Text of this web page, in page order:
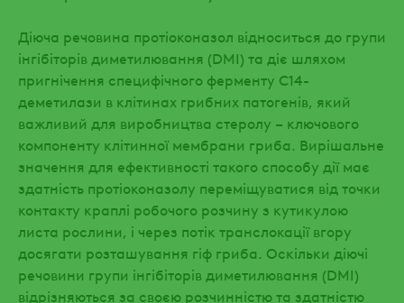
Діюча речовина протіоконазол відноситься до групи
інгібіторів диметилювання (DMI) та діє шляхом
пригнічення специфічного ферменту С14-
деметилази в клітинах грибних патогенів, який
важливий для виробництва стеролу – ключового
компоненту клітинної мембрани гриба. Вирішальне
значення для ефективності такого способу дії має
здатність протіоконазолу переміщуватися від точки
контакту краплі робочого розчину з кутикулою
листа рослини, і через потік транслокації вгору
досягати розташування гіф гриба. Оскільки діючі
речовини групи інгібіторів диметилювання (DMI)
відрізняються за своєю розчинністю та здатністю